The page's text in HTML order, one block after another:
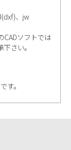
、jw
CADソフトでは
さい。
す。